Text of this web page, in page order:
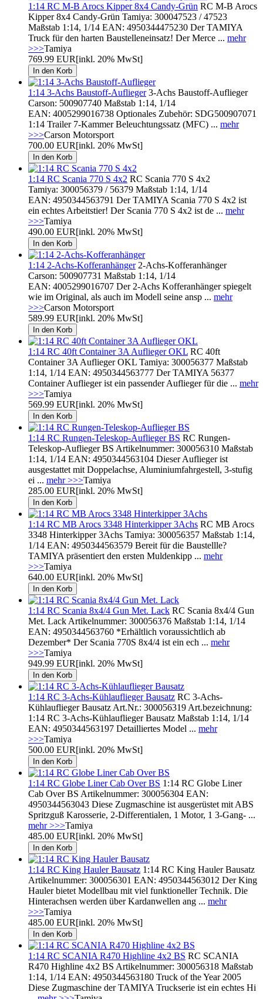
1:14 RC M-B Arocs Kipper 8x4 Candy-Grün RC M-B Arocs
Kipper 8x4 Candy-Grün Tamiya: 300047523 / 47523
Maßstab 1:14, 1/14 EAN: 4950344475230 Der TAMIYA
Truck für den harten Baustelleneinsatz! Der Merce ... mehr
>>>Tamiya
769.99 EUR[inkl. 20% MwSt]
1:14 3-Achs Baustoff-Auflieger3-Achs Baustoff-Auflieger
Carson: 500907740 Maßstab 1:14, 1/14
EAN: 4005299016738 Optionales Zubehör: SDG500907071
1:14 Trailer 7-Kammer Beleuchtungssatz (MFC) ... mehr
>>>Carson Motorsport
700.00 EUR[inkl. 20% MwSt]
1:14 RC Scania 770 S 4x2 RC Scania 770 S 4x2
Tamiya: 300056379 / 56379 Maßstab 1:14, 1/14
EAN: 4950344563791 Der TAMIYA Scania 770 S 4x2 ist
ein echtes Arbeitstier! Der Scania 770 S 4x2 ist de ... mehr
>>>Tamiya
490.00 EUR[inkl. 20% MwSt]
1:14 2-Achs-Kofferanhänger2-Achs-Kofferanhänger
Carson: 500907731 Maßstab 1:14, 1/14
EAN: 4005299016707 Der 2-Achs Kofferanhänger spiegelt
wie im Original, als auch im Modell seine ansp ... mehr
>>>Carson Motorsport
589.99 EUR[inkl. 20% MwSt]
1:14 RC 40ft Container 3A Auflieger OKL RC 40ft
Container 3A Auflieger OKL Tamiya: 300056377 Maßstab
1:14, 1/14 EAN: 4950344563777 Der TAMIYA 56377
Container Auflieger ist ein passender Auflieger für die ... mehr
>>>Tamiya
569.99 EUR[inkl. 20% MwSt]
1:14 RC Rungen-Teleskop-Auflieger BS RC Rungen-
Teleskop-Auflieger BS Artikelnummer: 300056310 Maßstab
1:14, 1/14 EAN: 4950344563104 Dieser Auflieger ist
ausgestattet mit Doppelachse, Aluminiumfahrgestell, 3-stufig
ei ... mehr >>>Tamiya
285.00 EUR[inkl. 20% MwSt]
1:14 RC MB Arocs 3348 Hinterkipper 3Achs RC MB Arocs
3348 Hinterkipper 3Achs Tamiya: 300056357 Maßstab 1:14,
1/14 EAN: 4950344563579 Bereit für die Baustellle?
TAMIYA präsentiert den ersten Muldenkipp ... mehr
>>>Tamiya
640.00 EUR[inkl. 20% MwSt]
1:14 RC Scania 8x4/4 Gun Met. Lack RC Scania 8x4/4 Gun
Met. Lack Artikelnummer: 300056376 Maßstab 1:14, 1/14
EAN: 4950344563760 *Erhältlich voraussichtlich ab
Dezember* Der Scania 770S 8x4/4 ist ein ech ... mehr
>>>Tamiya
949.99 EUR[inkl. 20% MwSt]
1:14 RC 3-Achs-Kühlauflieger Bausatz RC 3-Achs-
Kühlauflieger Bausatz Art.Nr.: 300056319 Art.bezeichnung:
1:14 RC 3-Achs-Kühlauflieger Bausatz Maßstab 1:14, 1/14
EAN: 4950344563197 Detailliertes Model ... mehr
>>>Tamiya
500.00 EUR[inkl. 20% MwSt]
1:14 RC Globe Liner Cab Over BS 1:14 RC Globe Liner
Cab Over BS Artikelnummer: 300056304 EAN:
4950344563043 Diese Zugmaschine ist ausgerüstet mit ABS
Spritzguß Karosserie, 2-Differentialen, 1 Motor, 1 3-Gang- ...
mehr >>>Tamiya
485.00 EUR[inkl. 20% MwSt]
1:14 RC King Hauler Bausatz 1:14 RC King Hauler Bausatz
Artikelnummer: 300056301 EAN: 4950344563012 Der King
Hauler bietet Modellbau mit viel funktioneller Technik. Die
Hinterachsen werden über Kardanwellen ang ... mehr
>>>Tamiya
485.00 EUR[inkl. 20% MwSt]
1:14 RC SCANIA R470 Highline 4x2 BS RC SCANIA
R470 Highline 4x2 BS Artikelnummer: 300056318 Maßstab
1:14, 1/14 EAN: 4950344563180 Truck of the Year 2005
Diese Zugmaschine der TAMIYA Truckserie ist ein echtes Hi